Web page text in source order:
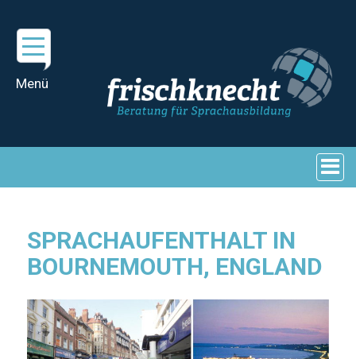
SPRACHAUFENTHALT IN
BOURNEMOUTH, ENGLAND